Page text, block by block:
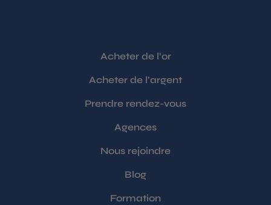
Acheter de l’or
Acheter de l’argent
Prendre rendez-vous
Agences
Nous rejoindre
Blog
Formation